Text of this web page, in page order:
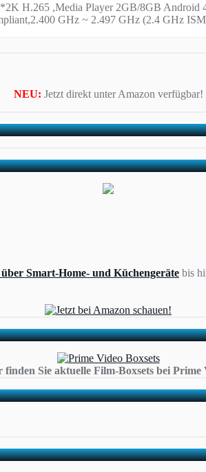
H.265 ,Media Player 2GB/8GB
GHz ~ 2.497 GHz (2.4 GHz
NEU: Jetzt direkt unter Amazon verfügbar!
Smart-Home- und Küchengeräte bis
finden Sie aktuelle Film-Boxsets bei Prime